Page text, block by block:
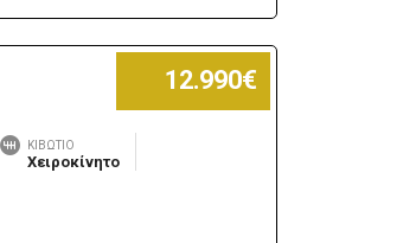
12.990€
ΚΙΒΏΤΙΟ
Χειροκίνητο